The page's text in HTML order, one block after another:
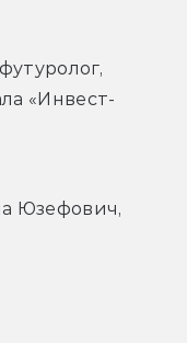
«Инвест-
Юзефович,